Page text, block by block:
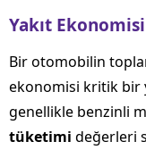
Yakıt
Bir otomobilin
ekonomisi kritik bir
genellikle benzinli
tüketimi değerleri